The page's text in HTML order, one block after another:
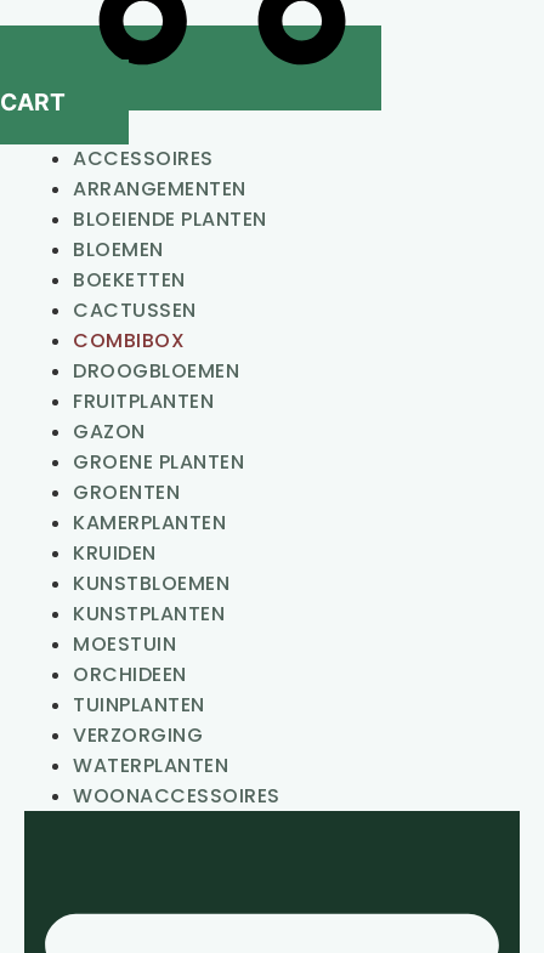
CART
ACCESSOIRES
ARRANGEMENTEN
BLOEIENDE PLANTEN
BLOEMEN
BOEKETTEN
CACTUSSEN
COMBIBOX
DROOGBLOEMEN
FRUITPLANTEN
GAZON
GROENE PLANTEN
GROENTEN
KAMERPLANTEN
KRUIDEN
KUNSTBLOEMEN
KUNSTPLANTEN
MOESTUIN
ORCHIDEEN
TUINPLANTEN
VERZORGING
WATERPLANTEN
WOONACCESSOIRES